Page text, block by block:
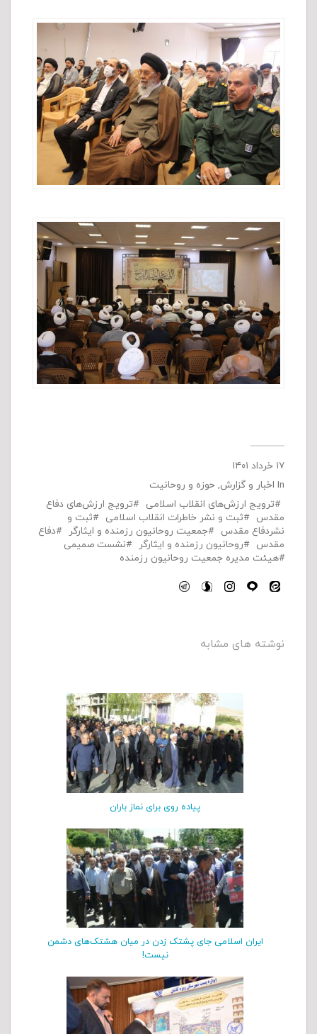
۱۷ خرداد ۱۴۰۱
In اخبار و گزارش, حوزه و روحانیت
ترویج ارزش‌های انقلاب اسلامی
ترویج ارزش‌های دفاع
مقدس
ثبت و نشر خاطرات انقلاب اسلامی
ثبت و
نشردفاع مقدس
جمعیت روحانیون رزمنده و ایثارگر
دفاع
مقدس
روحانیون رزمنده و ایثارگر
نشست صمیمی
هیئت مدیره جمعیت روحانیون رزمنده
نوشته های مشابه
پیاده روی برای نماز باران
ایران اسلامی جای پشتک زدن در میان هشتک‌های دشمن
نیست!